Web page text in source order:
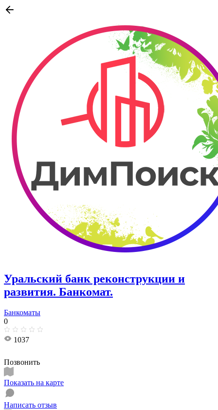
Уральский банк реконструкции и
развития. Банкомат.
Банкоматы
0
1037
Позвонить
Показать на карте
Написать отзыв